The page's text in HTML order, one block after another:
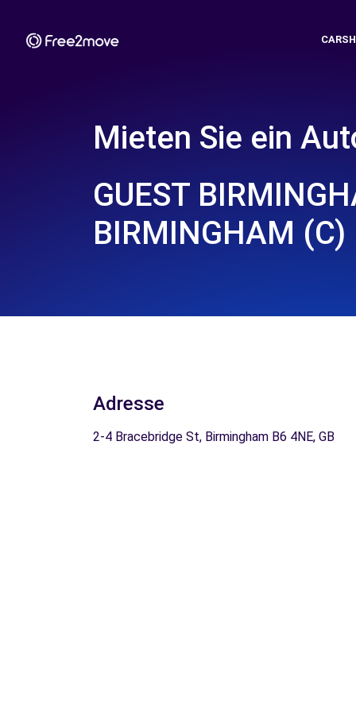
Mieten Sie ein
GUEST
BIRMINGHAM (C)
Adresse
2-4 Bracebridge St, Birmingham B6 4NE, GB